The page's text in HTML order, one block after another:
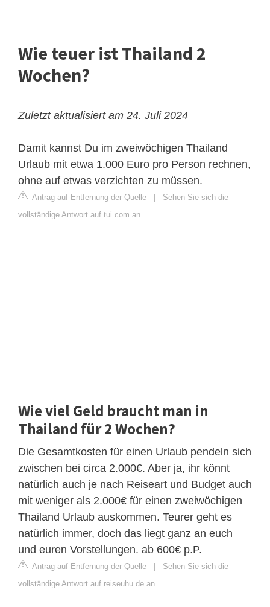
Wie teuer ist Thailand 2
Wochen?
Zuletzt aktualisiert am 24. Juli 2024
Damit kannst Du im zweiwöchigen Thailand
Urlaub mit etwa 1.000 Euro pro Person rechnen,
ohne auf etwas verzichten zu müssen.
Antrag auf Entfernung der Quelle
Sehen Sie sich die
vollständige Antwort auf tui.com an
Wie viel Geld braucht man in
Thailand für 2 Wochen?
Die Gesamtkosten für einen Urlaub pendeln sich
zwischen bei circa 2.000€. Aber ja, ihr könnt
natürlich auch je nach Reiseart und Budget auch
mit weniger als 2.000€ für einen zweiwöchigen
Thailand Urlaub auskommen. Teurer geht es
natürlich immer, doch das liegt ganz an euch
und euren Vorstellungen. ab 600€ p.P.
Antrag auf Entfernung der Quelle
Sehen Sie sich die
vollständige Antwort auf reiseuhu.de an